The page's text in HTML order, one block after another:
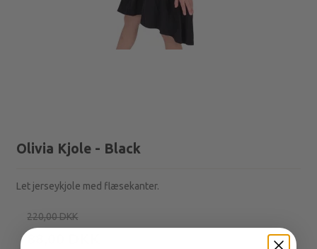
Olivia Kjole - Black
Let jerseykjole med flæsekanter.
220,00 DKK